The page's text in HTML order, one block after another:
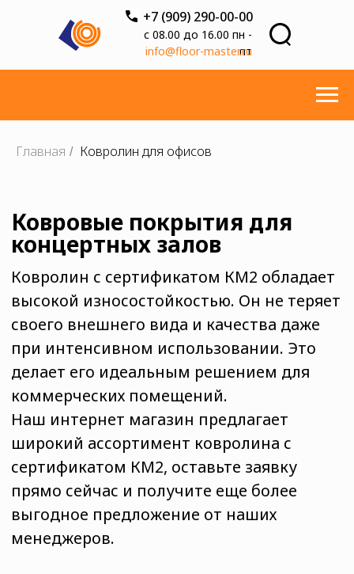
с 08.00 до 16.00 пн -
пт
+7 (909) 290-00-00
info@floor-master.ru
Главная / Ковролин для офисов
Ковровые покрытия для
высокой износостойкостью. Он не теряет
своего внешнего вида и качества даже
при интенсивном использовании. Это
коммерческих помещений.
Наш интернет магазин предлагает
сертификатом КМ2, оставьте заявку
прямо сейчас и получите еще более
выгодное предложение от наших
менеджеров.
Все цены указаны справочно
для информации и не являются офертой.
Для каждого объекта цена
насчитывается индивидуально.
Для окончательного определения цены
и скидки создайте запрос.